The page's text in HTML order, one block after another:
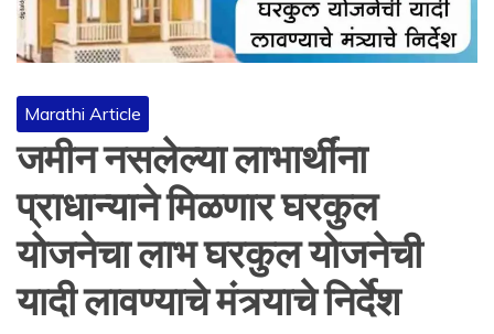
Marathi Article
जमीन नसलेल्या लाभार्थींना
प्राधान्याने मिळणार घरकुल
योजनेचा लाभ घरकुल योजनेची
यादी लावण्याचे मंत्र्याचे निर्देश